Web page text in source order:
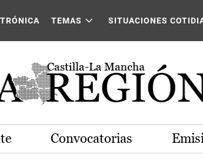
La Mancha
TEMAS SITUACIONES
Convocatorias